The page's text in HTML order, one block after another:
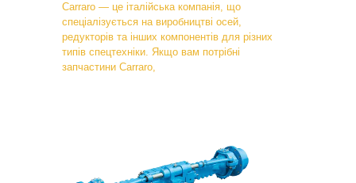
Carraro — це італійська компанія, що
спеціалізується на виробництві осей,
редукторів та інших компонентів для різних
типів спецтехніки. Якщо вам потрібні
запчастини Carraro,